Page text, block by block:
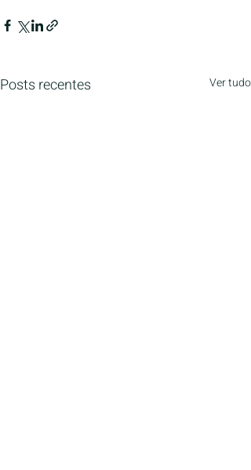
Posts recentes Ver tudo